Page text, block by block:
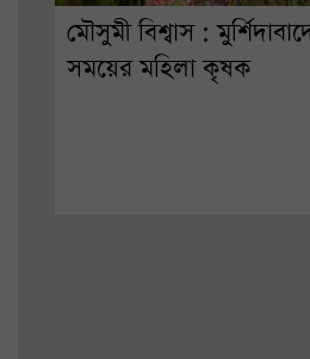
মৌসুমী বিশ্বাস :
সময়ের মহিলা কৃষক